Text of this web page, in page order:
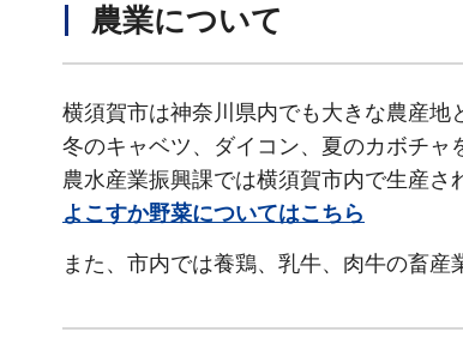
農業について
横須賀市は神奈川県内でも大きな農産地
冬のキャベツ、ダイコン、夏のカボチャ
農水産業振興課では横須賀市内で生産さ
よこすか野菜についてはこちら
また、市内では養鶏、乳牛、肉牛の畜産